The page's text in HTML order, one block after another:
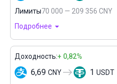
Лимиты70 000 — 209 356 CNY
Подробнее
Доходность:+ 0,82%
6,69 CNY 1 USDT